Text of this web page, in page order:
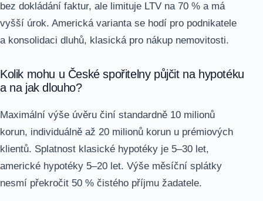
bez dokládání faktur, ale limituje LTV na 70 % a má
vyšší úrok. Americká varianta se hodí pro podnikatele
a konsolidaci dluhů, klasická pro nákup nemovitosti.
Kolik mohu u České spořitelny půjčit na hypotéku
a na jak dlouho?
Maximální výše úvěru činí standardně 10 milionů
korun, individuálně až 20 milionů korun u prémiových
klientů. Splatnost klasické hypotéky je 5–30 let,
americké hypotéky 5–20 let. Výše měsíční splátky
nesmí překročit 50 % čistého příjmu žadatele.